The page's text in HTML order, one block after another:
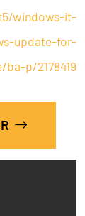
windows-it-
update-for-
p/2178419